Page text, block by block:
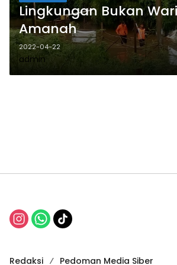
Lingkungan Bukan
Amanah
2022-04-22
admin
Redaksi Pedoman Media Siber